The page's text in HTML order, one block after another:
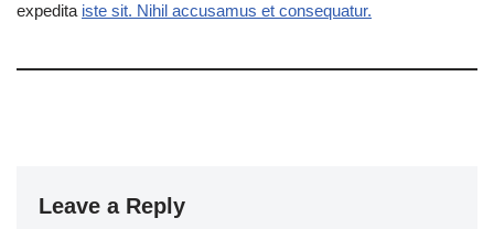
expedita iste sit. Nihil accusamus et consequatur.
Leave a Reply